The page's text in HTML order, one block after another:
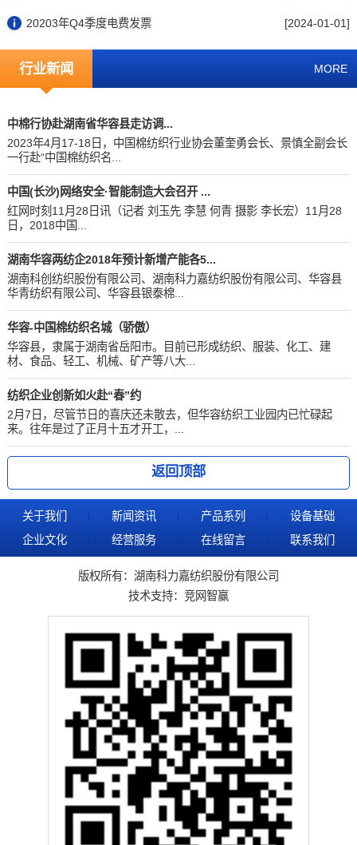
20203年Q4季度电费发票 [2024-01-01]
行业新闻 MORE
中棉行协赴湖南省华容县走访调...
2023年4月17-18日，中国棉纺织行业协会董奎勇会长、景慎全副会长
一行赴“中国棉纺织名...
中国(长沙)网络安全·智能制造大会召开 ...
红网时刻11月28日讯（记者 刘玉先 李慧 何青 摄影 李长宏）11月28
日，2018中国...
湖南华容两纺企2018年预计新增产能各5...
湖南科创纺织股份有限公司、湖南科力嘉纺织股份有限公司、华容县
华青纺织有限公司、华容县银泰棉...
华容-中国棉纺织名城（骄傲）
华容县，隶属于湖南省岳阳市。目前已形成纺织、服装、化工、建
材、食品、轻工、机械、矿产等八大...
纺织企业创新如火赴“春”约
2月7日，尽管节日的喜庆还未散去，但华容纺织工业园内已忙碌起
来。往年是过了正月十五才开工，...
返回顶部
关于我们 新闻资讯 产品系列
设备基础
企业文化
经营服务 在线留言 联系我们
版权所有：湖南科力嘉纺织股份有限公司
技术支持： 竞网智赢